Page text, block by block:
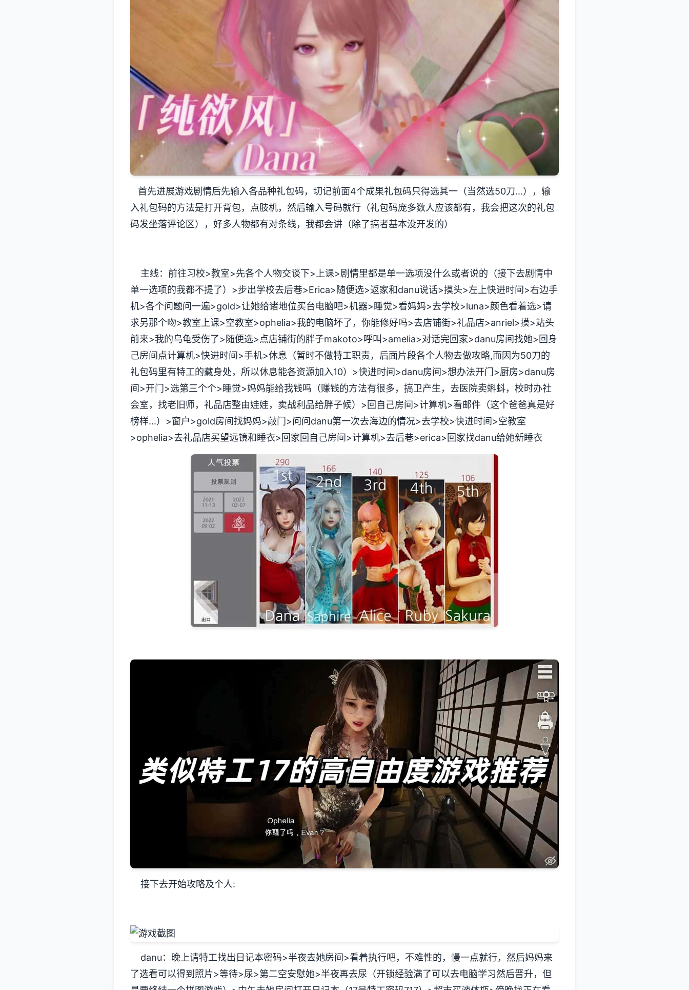
首先进展游戏剧情后先输入各品种礼包码，切记前面4个成果礼包码只得选其一（当然选50刀...），输
入礼包码的方法是打开背包，点肢机，然后输入号码就行（礼包码庞多数人应该都有，我会把这次的礼包
码发坐落评论区），好多人物都有对条线，我都会讲（除了搞者基本没开发的）
主线：前往习校>教室>先各个人物交谈下>上课>剧情里都是单一选项没什么或者说的（接下去剧情中
单一选项的我都不提了）>步出学校去后巷>Erica>随便选>返家和danu说话>摸头>左上快进时间>右边手
机>各个问题问一遍>gold>让她给诸地位买台电脑吧>机器>睡觉>看妈妈>去学校>luna>颜色看着选>请
求另那个吻>教室上课>空教室>ophelia>我的电脑坏了，你能修好吗>去店铺街>礼品店>anriel>摸>站头
前来>我的乌龟受伤了>随便选>点店铺街的胖子makoto>呼叫>amelia>对话完回家>danu房间找她>回身
己房间点计算机>快进时间>手机>休息（暂时不做特工职责，后面片段各个人物去做攻略,而因为50刀的
礼包码里有特工的藏身处，所以休息能各资源加入10）>快进时间>danu房间>想办法开门>厨房>danu房
间>开门>选第三个个>睡觉>妈妈能给我钱吗（赚钱的方法有很多，搞卫产生，去医院卖蝌蚪，校时办社
会室，找老旧师，礼品店整由娃娃，卖战利品给胖子候）>回自己房间>计算机>看邮件（这个爸爸真是好
榜样...）>窗户>gold房间找妈妈>敲门>问问danu第一次去海边的情况>去学校>快进时间>空教室
>ophelia>去礼品店买望远镜和睡衣>回家回自己房间>计算机>去后巷>erica>回家找danu给她新睡衣
接下去开始攻略及个人:
danu：晚上请特工找出日记本密码>半夜去她房间>看着执行吧，不难性的，慢一点就行，然后妈妈来
了选看可以得到照片>等待>尿>第二空安慰她>半夜再去尿（开锁经验满了可以去电脑学习然后晋升，但